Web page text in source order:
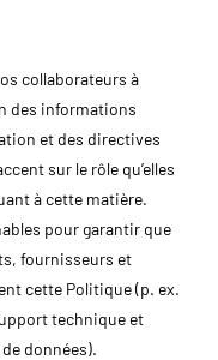
collaborateurs à
des informations
et des directives
sur le rôle qu’elles
à cette matière.
pour garantir que
fournisseurs et
cette Politique (p. ex.
technique et
données).